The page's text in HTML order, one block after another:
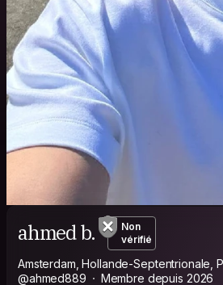
ahmed b.
Non
vérifié
Amsterdam, Hollande-Septentrionale,
@ahmed889
Membre depuis 2026